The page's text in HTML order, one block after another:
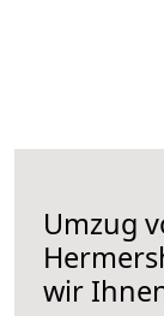
Umzug
wir